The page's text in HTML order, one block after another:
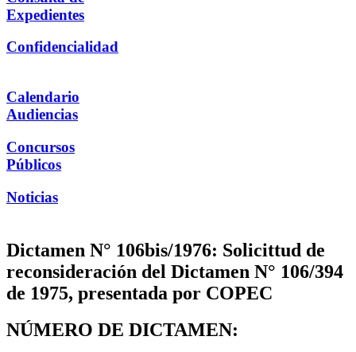
Expedientes
Confidencialidad
Calendario
Audiencias
Concursos
Públicos
Noticias
Dictamen N° 106bis/1976: Solicittud de
reconsideración del Dictamen N° 106/394
de 1975, presentada por COPEC
NÚMERO DE DICTAMEN: